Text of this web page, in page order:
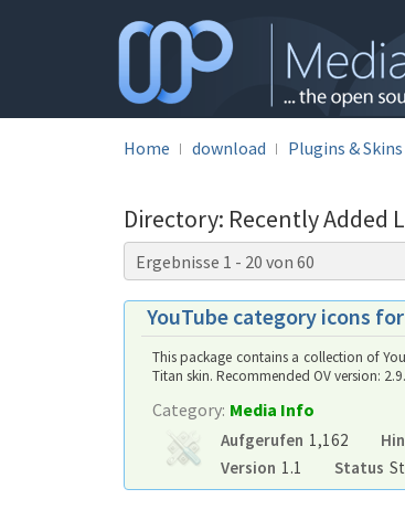
Home download Plugins & Skins
Directory: Recently Added
Ergebnisse 1 - 20 von 60
YouTube category icons
This package contains a collection of
Titan skin. Recommended OV version:
Category: Media Info
Aufgerufen 1,162
Version 1.1 Status